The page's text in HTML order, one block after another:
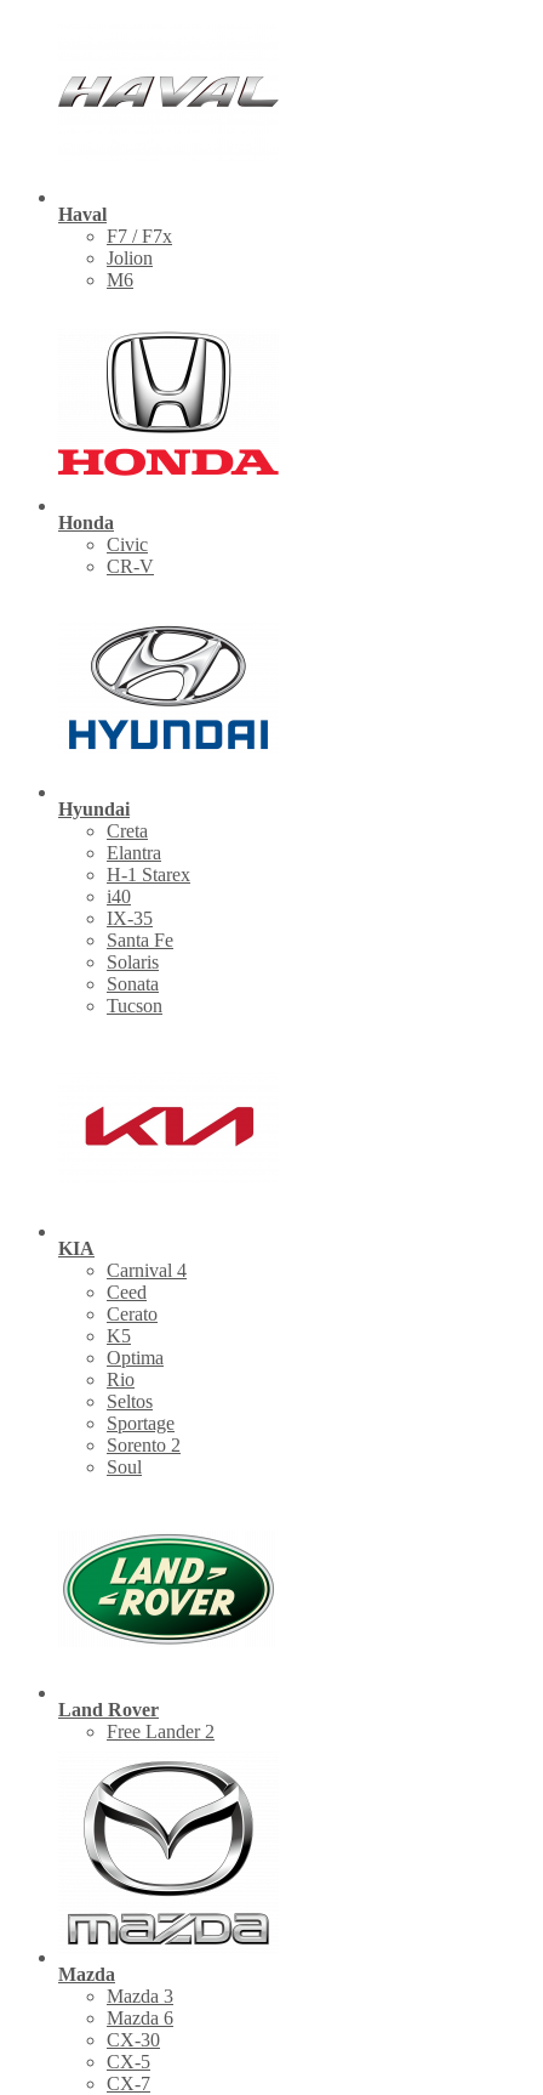
Haval
F7 / F7x
Jolion
M6
Honda
Civic
CR-V
Hyundai
Creta
Elantra
H-1 Starex
i40
IX-35
Santa Fe
Solaris
Sonata
Tucson
KIA
Carnival 4
Ceed
Cerato
K5
Optima
Rio
Seltos
Sportage
Sorento 2
Soul
Land Rover
Free Lander 2
Mazda
Mazda 3
Mazda 6
CX-30
СХ-5
CX-7